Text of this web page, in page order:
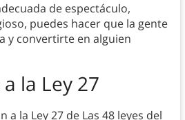
de espectáculo,
puedes hacer que la gente
y convertirte en alguien
la Ley 27
a la Ley 27 de Las 48 leyes del